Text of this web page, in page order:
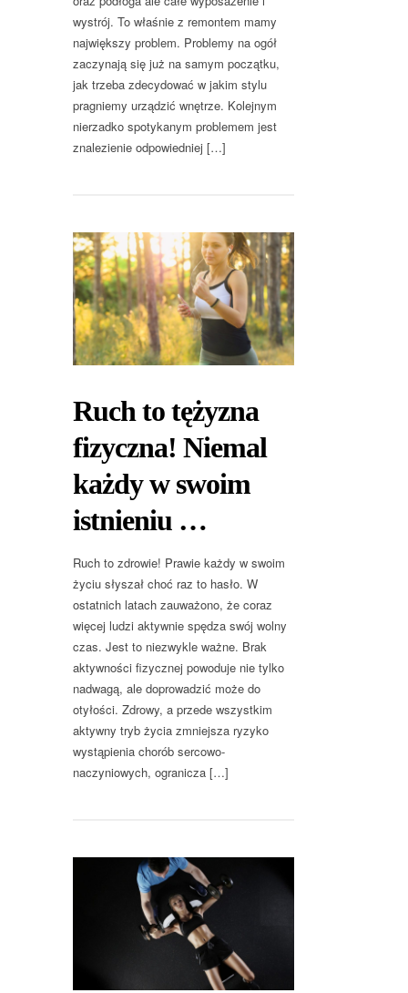
wystrój. To właśnie z remontem mamy
największy problem. Problemy na ogół
zaczynają się już na samym początku,
jak trzeba zdecydować w jakim stylu
pragniemy urządzić wnętrze. Kolejnym
nierzadko spotykanym problemem jest
znalezienie odpowiedniej […]
Ruch to tężyzna
fizyczna! Niemal
każdy w swoim
istnieniu …
Ruch to zdrowie! Prawie każdy w swoim
życiu słyszał choć raz to hasło. W
ostatnich latach zauważono, że coraz
więcej ludzi aktywnie spędza swój wolny
czas. Jest to niezwykle ważne. Brak
aktywności fizycznej powoduje nie tylko
nadwagą, ale doprowadzić może do
otyłości. Zdrowy, a przede wszystkim
aktywny tryb życia zmniejsza ryzyko
wystąpienia chorób sercowo-
naczyniowych, ogranicza […]